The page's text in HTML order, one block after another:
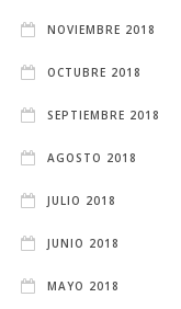
NOVIEMBRE 2018
OCTUBRE 2018
SEPTIEMBRE 2018
AGOSTO 2018
JULIO 2018
JUNIO 2018
MAYO 2018